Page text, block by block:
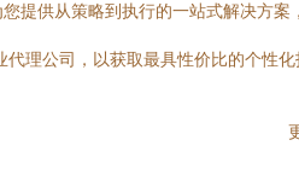
提供从策略到执行的一站式解决方
理公司，以获取最具性价比的个性化